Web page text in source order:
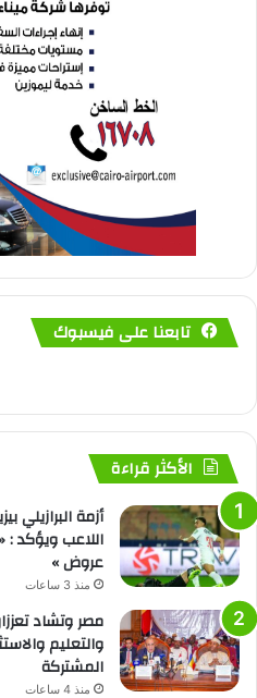
تابعنا على فيسبوك
الأكثر قراءة
أزمة البرازيلي
اللاعب ويؤكد
عروض »
منذ 3 ساعات
مصر وتشاد
والتعليم
المشتركة
منذ 4 ساعات